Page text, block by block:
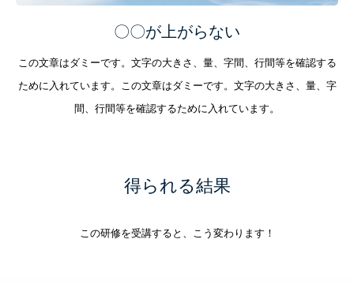
〇〇が上がらない
この文章はダミーです。文字の大きさ、量、字間、行間等を確認する
ために入れています。この文章はダミーです。文字の大きさ、量、字
間、行間等を確認するために入れています。
得られる結果
この研修を受講すると、こう変わります！